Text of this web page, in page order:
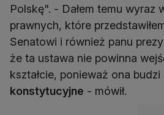
Polskę". - Dałem temu wyraz
prawnych, które
Senatowi i również panu
że ta ustawa nie powinna
kształcie, ponieważ ona budzi
konstytucyjne - mówił.